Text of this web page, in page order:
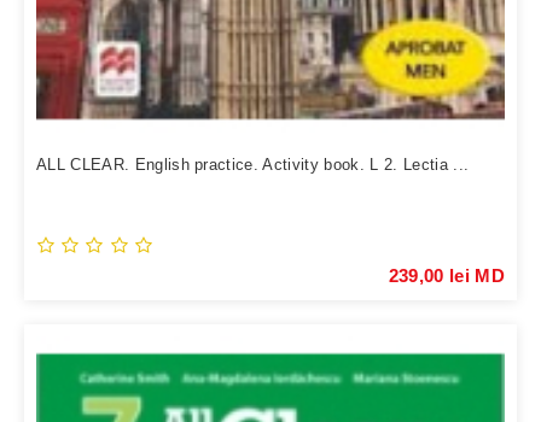
ALL CLEAR. English practice. Activity book. L 2. Lectia ...
239,00 lei MD